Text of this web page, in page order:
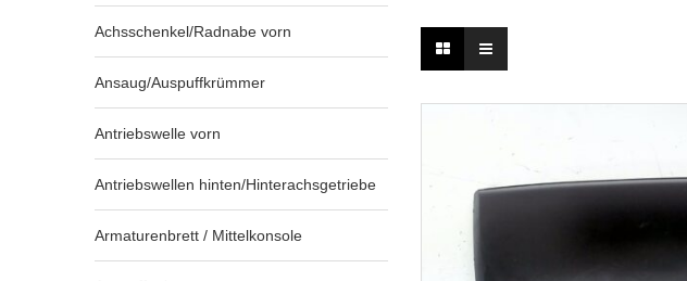
Achsschenkel/Radnabe vorn
Ansaug/Auspuffkrümmer
Antriebswelle vorn
Antriebswellen hinten/Hinterachsgetriebe
Armaturenbrett / Mittelkonsole
1-3 Werktage